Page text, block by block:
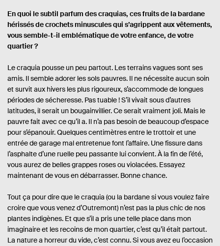
u
l
i
r
e
:
.
e
.
s
n
i
b
i
é
r
e
d
e
g
e
s
En quoi le subtil parfum des craquias, ces fruits de la bardane
hérissés de crochets minuscules qui s’agrippent aux vêtements,
vous semble-t-il emblématique de votre enfance, de votre
quartier ?
Le craquia pousse un peu partout. Les terrains vagues sont ses
amis. Il semble adorer les sols pauvres. Il ne nécessite aucun soin
et survit aux hivers les plus rigoureux, s’accommode de longues
périodes de sécheresse. Pas tuable ! S’il vivait sous d’autres
latitudes, il serait un bougainvillier. Ce serait vraiment joli. Mais le
pauvre fait avec ce qu’il a. Il n’a pas besoin de beaucoup d’espace
pour s’épanouir. Quelques centimètres entre le trottoir et une
entrée de garage mal entretenue font l’affaire. Une fissure dans
l’asphalte d’une ruelle peu passante lui convient. À la fin de l’été,
vous aurez de belles grappes roses ou violacées. Essayez
maintenant de vous en débarrasser. Bonne chance.
Tout ça pour dire que le craquia (ou la bardane si vous voulez faire
croire que vous venez d’Outremont) n’est pas la plus chic de nos
plantes indigènes. Et que s’il a pris une telle place dans mon
imaginaire et les recoins de mon quartier, c’est qu’il était partout.
La nature a horreur du vide, c’est connu. Si vous avez eu l’occasion